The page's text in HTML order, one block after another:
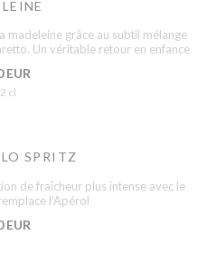
madeleine grâce au subtil mélange
Un véritable retour en enfance
EUR
cl
SPRITZ
de fraîcheur plus intense avec le
l’Apérol
EUR